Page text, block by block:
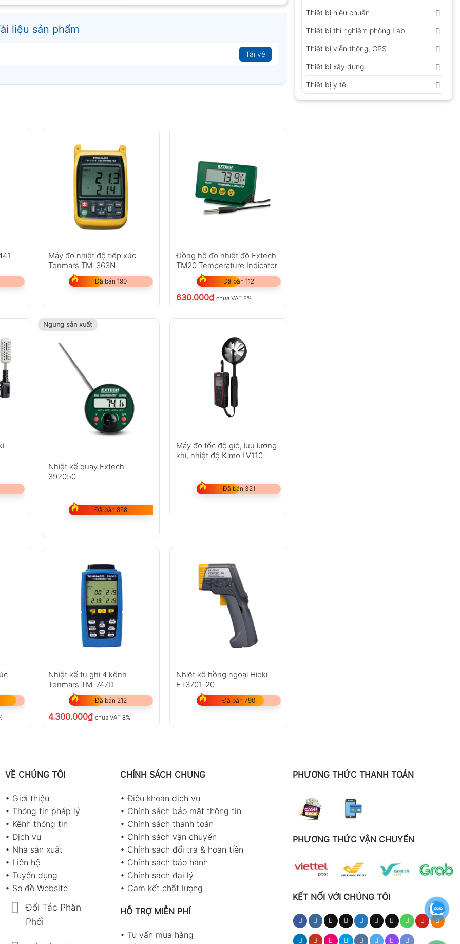
Thiết bị hiệu chuẩn
Thiết bị thí nghiệm phòng Lab
Thiết bị viễn thông, GPS
Thiết bị xây dựng
Thiết bị y tế
độ kiểu K Tenmars TM-80N
J
nghiệt
(-328 ~ 2498°F) J-type: -200 ~ 1050°C (-328 ~ 1922°F)
±(0.05% giá trị đo + 1.4°F)
°C ngoài dải 18~28°C
80N và lưu ý để đạt kết quả chính xác
sử dụng đầu dò thermocouple loại K, phù hợp cho các ứng dụng cần độ
Máy được trang bị màn hình kép LCD 5 chữ số giúp hiển thị rõ
liệu sản phẩm
Tải về
Máy đo nhiệt độ tiếp xúc
Tenmars TM-363N
Đã bán 190
Đồng hồ đo nhiệt độ Extech
TM20 Temperature Indicator
Đã bán 112
630.000₫ chưa VAT 8%
Ngưng sản xuất
Nhiệt kế quay Extech
392050
Đã bán 858
Máy đo tốc độ gió, lưu lượng
khí, nhiệt độ Kimo LV110
Đã bán 321
Nhiệt kế tự ghi 4 kênh
Tenmars TM-747D
Đã bán 212
4.300.000₫ chưa VAT 8%
Nhiệt kế hồng ngoại Hioki
FT3701-20
Đã bán 790
VỀ CHÚNG TÔI
• Giới thiệu
• Thông tin pháp lý
• Kênh thông tin
• Dịch vụ
• Nhà sản xuất
• Liên hệ
• Tuyển dụng
• Sơ đồ Website
Đối Tác Phân
Phối
CHÍNH SÁCH CHUNG
•Điều khoản dịch vụ
• Chính sách bảo mật thông tin
• Chính sách thanh toán
• Chính sách vận chuyển
• Chính sách đổi trả & hoàn tiền
• Chính sách bảo hành
• Chính sách đại lý
• Cam kết chất lượng
HỖ TRỢ MIỄN PHÍ
• Tư vấn mua hàng
PHƯƠNG THỨC THANH TOÁN
PHƯƠNG THỨC VẬN CHUYỂN
KẾT NỐI VỚI CHÚNG TÔI